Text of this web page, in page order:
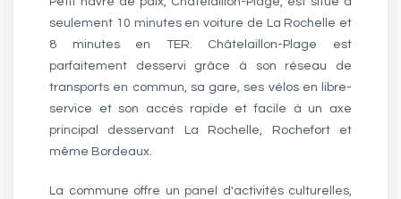
seulement 10 minutes en voiture de La Rochelle et
8 minutes en TER. Châtelaillon-Plage est
parfaitement desservi grâce à son réseau de
transports en commun, sa gare, ses vélos en libre-
service et son accès rapide et facile à un axe
principal desservant La Rochelle, Rochefort et
même Bordeaux.
La commune offre un panel d'activités culturelles,